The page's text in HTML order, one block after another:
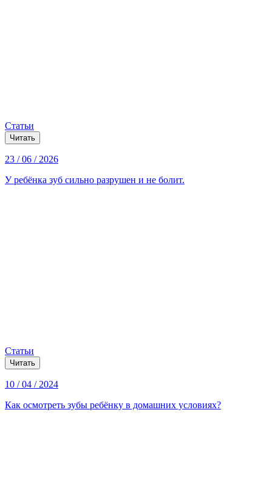
Статьи
Читать
23 / 06 / 2026
У ребёнка зуб сильно разрушен и не болит.
Статьи
Читать
10 / 04 / 2024
Как осмотреть зубы ребёнку в домашних условиях?